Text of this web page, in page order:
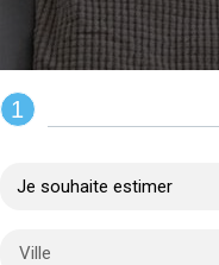
REMPLIR
1